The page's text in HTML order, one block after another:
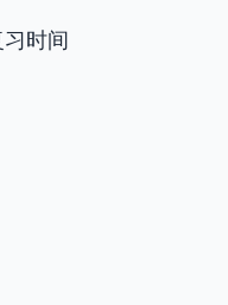
习时间